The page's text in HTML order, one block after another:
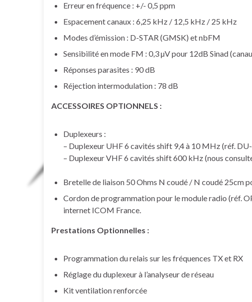
Erreur en fréquence : +/- 0,5 ppm
Espacement canaux : 6,25 kHz / 12,5 kHz / 25 kHz
Modes d’émission : D-STAR (GMSK) et nbFM
Sensibilité en mode FM : 0,3 µV pour 12dB Sinad
Réponses parasites : 90 dB
Réjection intermodulation : 78 dB
ACCESSOIRES OPTIONNELS :
Duplexeurs :
– Duplexeur UHF 6 cavités shift 9,4 à 10 MHz (réf.
– Duplexeur VHF 6 cavités shift 600 kHz (nous
Bretelle de liaison 50 Ohms N coudé / N coudé 25cm
Cordon de programmation pour le module radio (réf.
internet ICOM France.
Prestations Optionnelles :
Programmation du relais sur les fréquences TX et RX
Réglage du duplexeur à l’analyseur de réseau
Kit ventilation renforcée